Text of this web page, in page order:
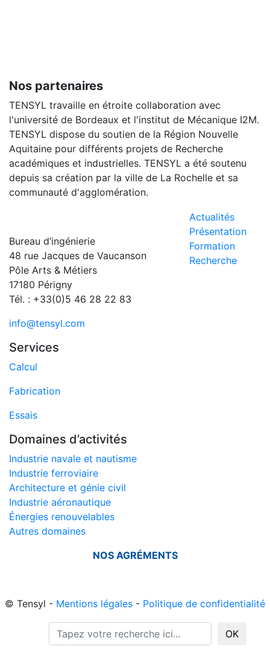
Nos partenaires
TENSYL travaille en étroite collaboration avec
l'université de Bordeaux et l'institut de Mécanique I2M.
TENSYL dispose du soutien de la Région Nouvelle
Aquitaine pour différents projets de Recherche
académiques et industrielles. TENSYL a été soutenu
depuis sa création par la ville de La Rochelle et sa
communauté d'agglomération.
Bureau d’ingénierie
48 rue Jacques de Vaucanson
Pôle Arts & Métiers
17180 Périgny
Tél. : +33(0)5 46 28 22 83
info@tensyl.com
Actualités
Présentation
Formation
Recherche
Services
Calcul
Fabrication
Essais
Domaines d’activités
Industrie navale et nautisme
Industrie ferroviaire
Architecture et génie civil
Industrie aéronautique
Énergies renouvelables
Autres domaines
NOS AGRÉMENTS
© Tensyl - Mentions légales - Politique de confidentialité
OK